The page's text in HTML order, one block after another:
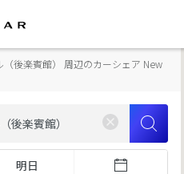
後楽賓館） 周辺のカーシェア New
明日